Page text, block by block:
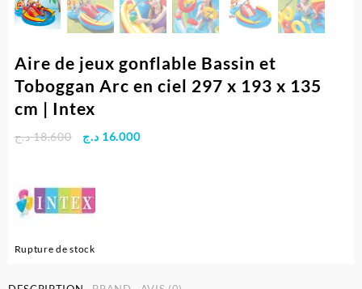
Aire de jeux gonflable Bassin et
Toboggan Arc en ciel 297 x 193 x 135
cm | Intex
18.600 د.ج
Le
était :
16.000 د.ج
Le
Rupture de stock